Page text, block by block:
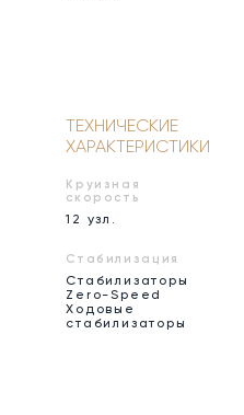
ТЕХНИЧЕСКИЕ
ХАРАКТЕРИСТИКИ
Круизная
скорость
12 узл.
Стабилизация
Стабилизаторы
Zero-Speed
Ходовые
стабилизаторы